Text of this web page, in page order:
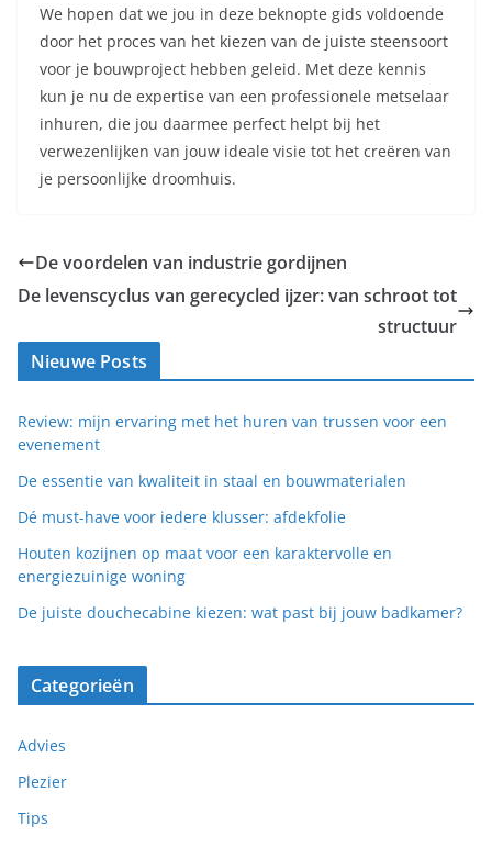
We hopen dat we jou in deze beknopte gids voldoende
door het proces van het kiezen van de juiste steensoort
voor je bouwproject hebben geleid. Met deze kennis
kun je nu de expertise van een professionele metselaar
inhuren, die jou daarmee perfect helpt bij het
verwezenlijken van jouw ideale visie tot het creëren van
je persoonlijke droomhuis.
De voordelen van industrie gordijnen
De levenscyclus van gerecycled ijzer: van schroot tot
structuur
Nieuwe Posts
Review: mijn ervaring met het huren van trussen voor een
evenement
De essentie van kwaliteit in staal en bouwmaterialen
Dé must-have voor iedere klusser: afdekfolie
Houten kozijnen op maat voor een karaktervolle en
energiezuinige woning
De juiste douchecabine kiezen: wat past bij jouw badkamer?
Categorieën
Advies
Plezier
Tips